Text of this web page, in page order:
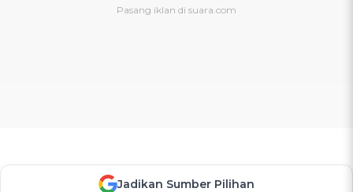
Jadikan Sumber Pilihan